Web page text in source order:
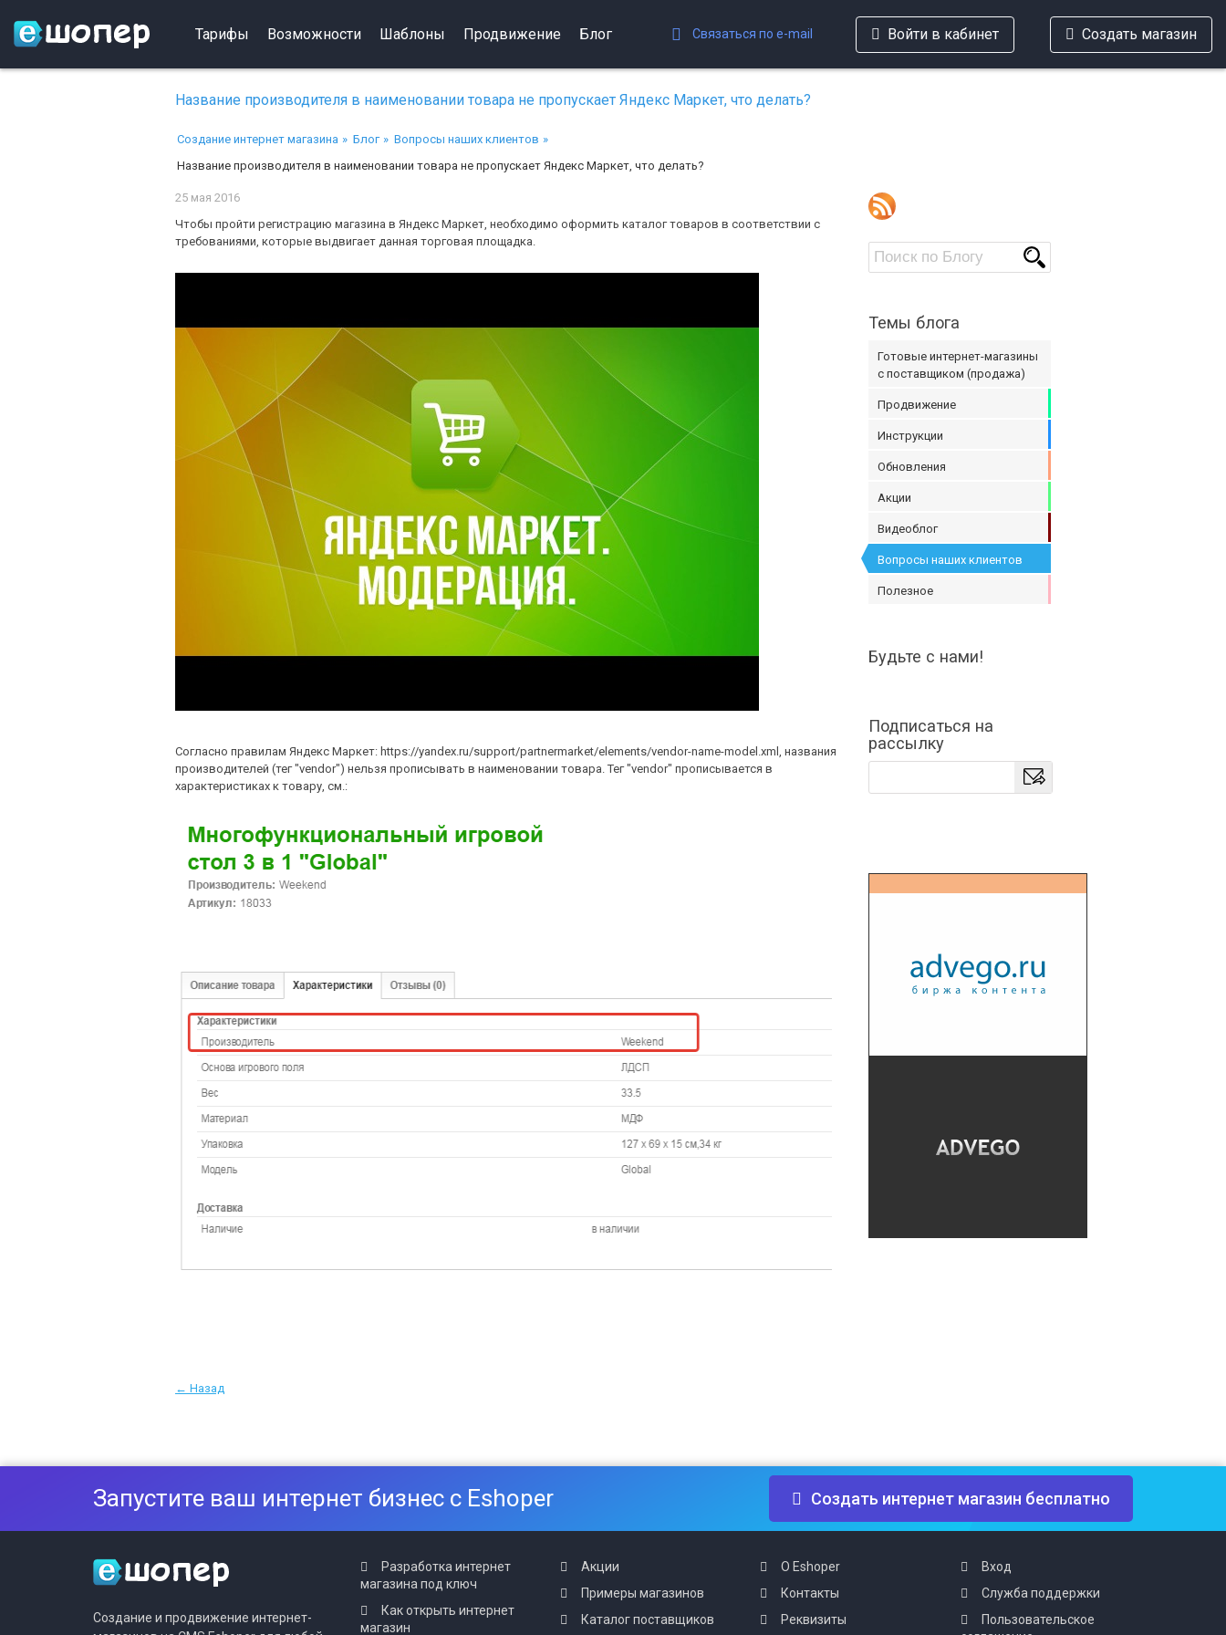
Тарифы Возможности Шаблоны Продвижение Блог Связаться по e-mail Войти в кабинет Создать магазин
Название производителя в наименовании товара не пропускает Яндекс Маркет, что делать?
Создание интернет магазина Блог
Вопросы наших клиентов
Название производителя в наименовании товара не пропускает Яндекс Маркет, что делать?
Темы блога
Готовые интернет-магазины
с поставщиком (продажа)
Продвижение
Инструкции
Обновления
Акции
Видеоблог
Вопросы наших клиентов
Полезное
Будьте с нами!
Подписаться на
рассылку
25 мая 2016
Чтобы пройти регистрацию магазина в Яндекс Маркет, необходимо оформить каталог товаров в соответствии с
требованиями, которые выдвигает данная торговая площадка.
Согласно правилам Яндекс Маркет: https://yandex.ru/support/partnermarket/elements/vendor-name-model.xml, названия
производителей (тег "vendor") нельзя прописывать в наименовании товара. Тег "vendor" прописывается в
характеристиках к товару, см.:
← Назад
Запустите ваш интернет бизнес с Eshoper Создать интернет магазин бесплатно
Создание и продвижение интернет-
Разработка интернет
магазина под ключ
Как открыть интернет
магазин
Акции
Примеры магазинов
Каталог поставщиков
О Eshoper
Контакты
Реквизиты
Вход
Служба поддержки
Пользовательское